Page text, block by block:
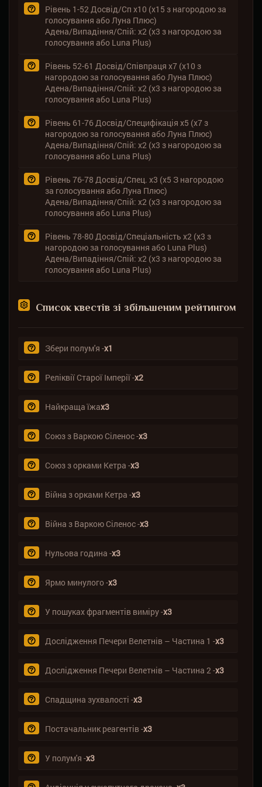
Рівень 1-52 Досвід/Сп x10 (x15 з нагородою за
голосування або Луна Плюс)
Адена/Випадіння/Спій: x2 (x3 з нагородою за
голосування або Luna Plus)
Рівень 52-61 Досвід/Співпраця x7 (x10 з
нагородою за голосування або Луна Плюс)
Адена/Випадіння/Спій: x2 (x3 з нагородою за
голосування або Luna Plus)
Рівень 61-76 Досвід/Специфікація x5 (x7 з
нагородою за голосування або Луна Плюс)
Адена/Випадіння/Спій: x2 (x3 з нагородою за
голосування або Luna Plus)
Рівень 76-78 Досвід/Спец. x3 (x5 З нагородою
за голосування або Луна Плюс)
Адена/Випадіння/Спій: x2 (x3 з нагородою за
голосування або Luna Plus)
Рівень 78-80 Досвід/Спеціальність x2 (x3 з
нагородою за голосування або Luna Plus)
Адена/Випадіння/Спій: x2 (x3 з нагородою за
голосування або Luna Plus)
Список квестів зі збільшеним рейтингом
Збери полум'я -х1
Реліквії Старої Імперії -х2
Найкраща їжах3
Союз з Варкою Сіленос -х3
Союз з орками Кетра -х3
Війна з орками Кетра -х3
Війна з Варкою Сіленос -х3
Нульова година -х3
Ярмо минулого -х3
У пошуках фрагментів виміру -х3
Дослідження Печери Велетнів – Частина 1 -х3
Дослідження Печери Велетнів – Частина 2 -х3
Спадщина зухвалості -х3
Постачальник реагентів -х3
У полум'я -х3